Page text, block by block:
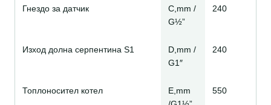
Гнездо за датчик
C,mm /
G½”
240
Изход долна серпентина S1
D,mm /
G1″
240
Топлоносител котел
E,mm
550